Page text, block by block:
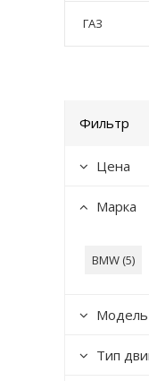
ГАЗ
Фильтр
Цена
Марка
BMW (5)
Модель
Тип